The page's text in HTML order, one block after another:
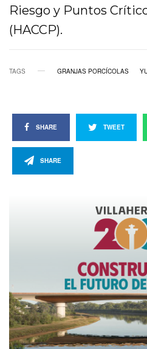
Riesgo y Puntos
(HACCP).
TAGS GRANJAS PORCÍCOLAS
SHARE TWEET
SHARE